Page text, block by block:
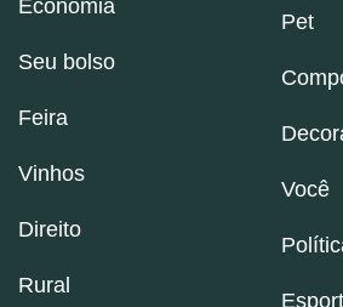
Economia
Seu bolso
Feira
Vinhos
Direito
Rural
Pet
Você